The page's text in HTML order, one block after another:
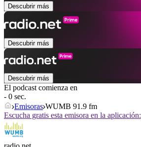
Descubrir más
Descubrir más
Descubrir más
El podcast comienza en
- 0 sec.
Emisoras WUMB 91.9 fm
Escucha gratis esta emisora en la aplicación: